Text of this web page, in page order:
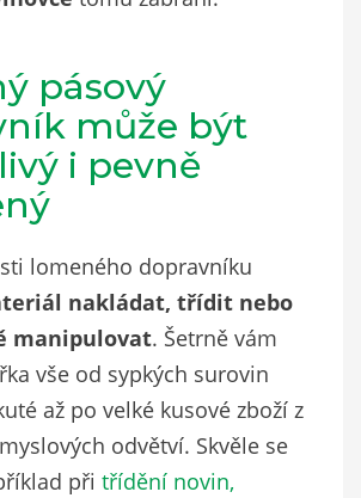
pásový
může být
i pevně
lomeného dopravníku
nakládat, třídit nebo
manipulovat. Šetrně vám
vše od sypkých surovin
až po velké kusové zboží z
odvětví. Skvěle se
při třídění novin,